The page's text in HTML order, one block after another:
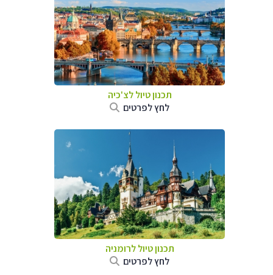
תכנון טיול לצ'כיה
לחץ לפרטים
תכנון טיול לרומניה
לחץ לפרטים